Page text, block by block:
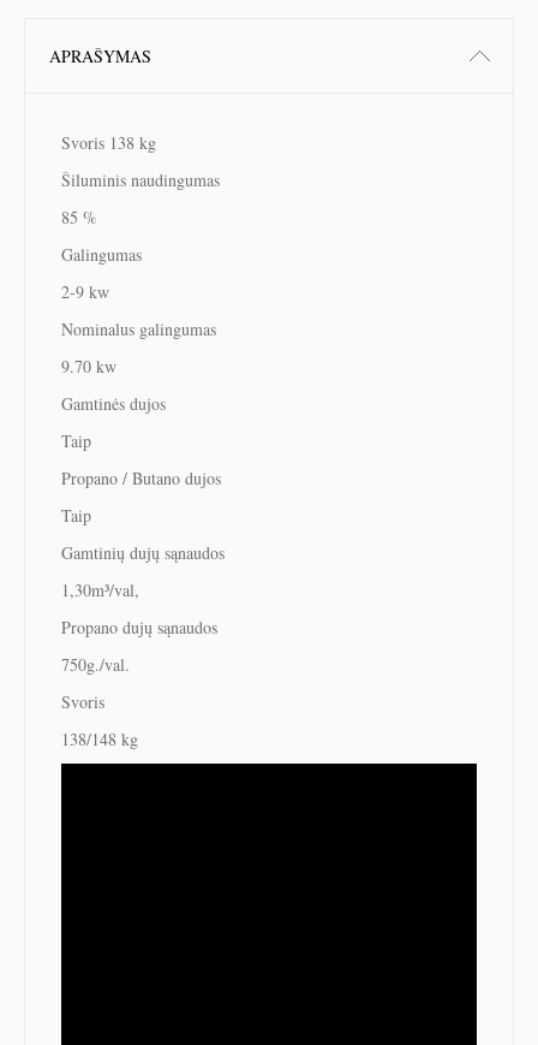
APRAŠYMAS
Svoris 138 kg
Šiluminis naudingumas
85 %
Galingumas
2-9 kw
Nominalus galingumas
9.70 kw
Gamtinės dujos
Taip
Propano / Butano dujos
Taip
Gamtinių dujų sąnaudos
1,30m³/val,
Propano dujų sąnaudos
750g./val.
Svoris
138/148 kg